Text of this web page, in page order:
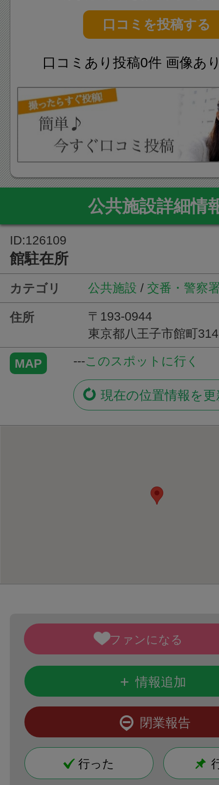
口コミを投稿する
口コミあり投稿0件 画像あ
公共施設詳細情
ID:126109
館駐在所
カテゴリ 公共施設 / 交番・警察
住所
〒193-0944
東京都八王子市館町314
MAP ---このスポットに行く
現在の位置情報を
+ 情報追加
閉業報告
行った